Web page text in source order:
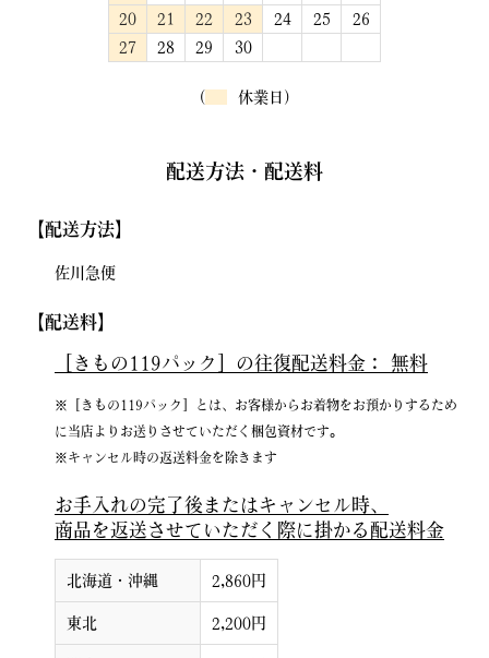
20
21 22 23 24 25
26
27
28 29 30
( 休業日)
配送方法・配送料
【配送方法】
佐川急便
【配送料】
［きもの119パック］の往復配送料金： 無料
※［きもの119パック］とは、お客様からお着物をお預かりするため
に当店よりお送りさせていただく梱包資材です。
※キャンセル時の返送料金を除きます
お手入れの完了後またはキャンセル時、
商品を返送させていただく際に掛かる配送料金
北海道・沖縄 2,860円
東北 2,200円